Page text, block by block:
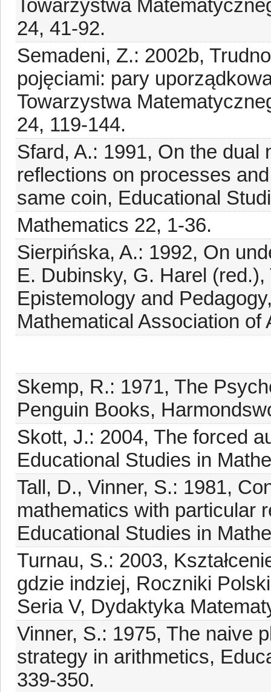
Towarzystwa
24, 41-92.
Semadeni, Z.: 2002b,
pojęciami: pary
Towarzystwa
24, 119-144.
Sfard, A.: 1991, On the dual
reflections on processes
same coin, Educational
Mathematics 22, 1-36.
Sierpińska, A.: 1992, On
E. Dubinsky, G. Harel
Epistemology and
Mathematical Association of
Skemp, R.: 1971, The
Penguin Books,
Skott, J.: 2004, The forced
Educational Studies in
Tall, D., Vinner, S.: 1981,
mathematics with particular
Educational Studies in
Turnau, S.: 2003,
gdzie indziej, Roczniki
Seria V, Dydaktyka
Vinner, S.: 1975, The naive
strategy in arithmetics,
339-350.